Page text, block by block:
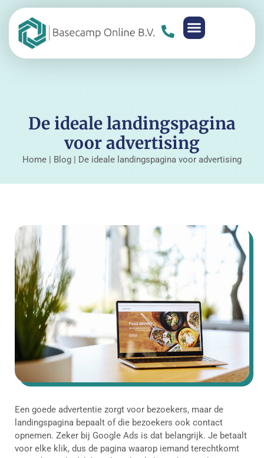
De ideale landingspagina
voor advertising
Home Blog De ideale landingspagina voor advertising
Een goede advertentie zorgt voor bezoekers, maar de
landingspagina bepaalt of die bezoekers ook contact
opnemen. Zeker bij Google Ads is dat belangrijk. Je betaalt
voor elke klik, dus de pagina waarop iemand terechtkomt